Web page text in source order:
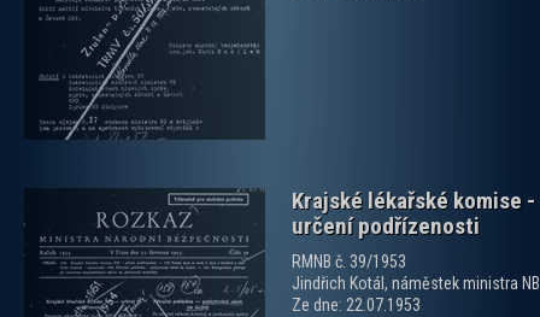
Krajské lékařské komise -
určení podřízenosti
RMNB č. 39/1953
Jindřich Kotál, náměstek ministra NB
Ze dne: 22.07.1953